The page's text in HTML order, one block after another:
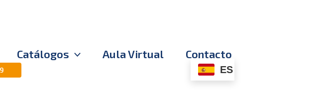
Catálogos Aula Virtual
Contacto
ES